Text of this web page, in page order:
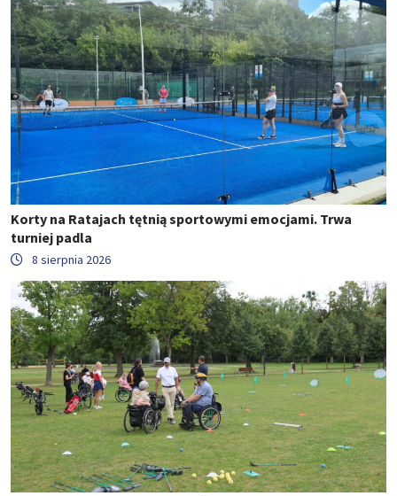
Korty na Ratajach tętnią sportowymi emocjami. Trwa
turniej padla
8 sierpnia 2026